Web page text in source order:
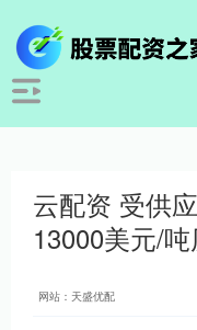
云配资 受供
13000美元/
网站：天盛优配